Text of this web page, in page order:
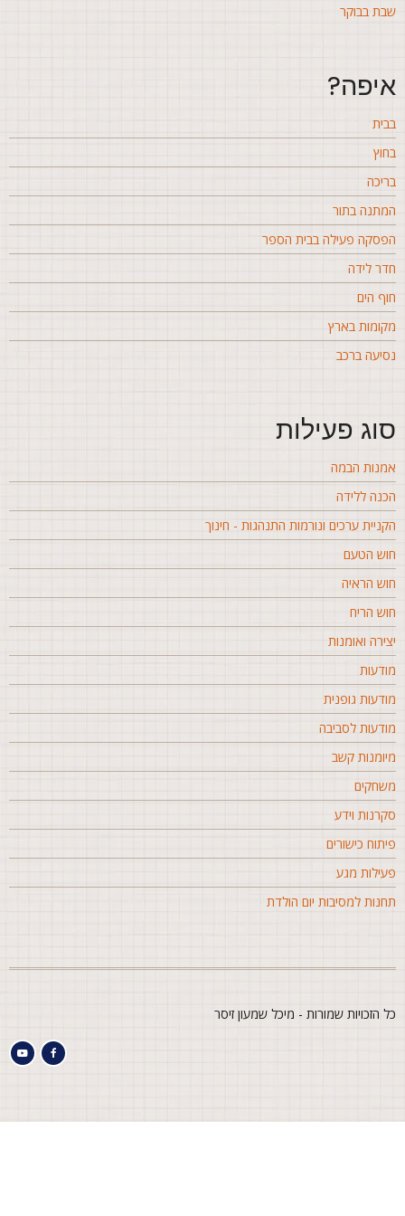
בבוקר
בתור
פעילה בבית הספר
לידה
הים
בארץ
ברכב
פעילות
הבמה
ללידה
ערכים ונורמות התנהגות - חינוך
הטעם
הראיה
הריח
ואומנות
גופנית
לסביבה
קשב
וידע
כישורים
מגע
למסיבות יום הולדת
הזכויות שמורות - מיכל שמעון זיסר